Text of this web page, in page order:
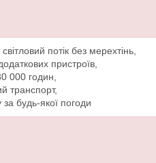
потік без мерехтінь,
пристроїв,
000 годин,
транспорт,
за будь-якої погоди